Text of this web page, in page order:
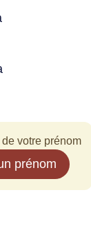
votre prénom
prénom